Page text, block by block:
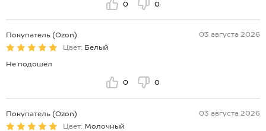
0 0
Покупатель (Ozon)
03 августа 2026
Цвет: Белый
Не подошёл
0 0
Покупатель (Ozon)
03 августа 2026
Цвет: Молочный